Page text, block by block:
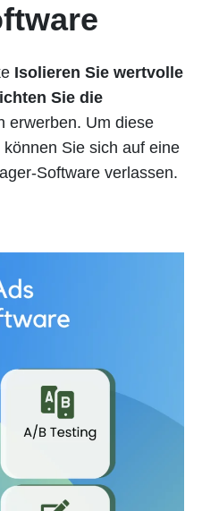
Isolieren Sie wertvolle
Sie die
erwerben. Um diese
Sie sich auf eine
Software verlassen.